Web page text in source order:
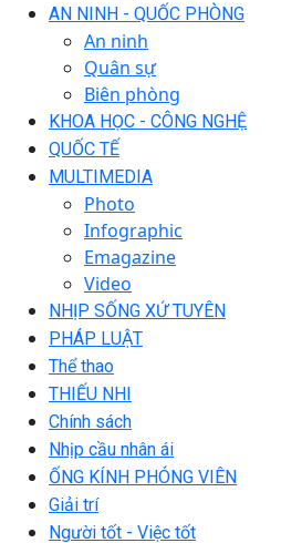
AN NINH - QUỐC PHÒNG
An ninh
Quân sự
Biên phòng
KHOA HỌC - CÔNG NGHỆ
QUỐC TẾ
MULTIMEDIA
Photo
Infographic
Emagazine
Video
NHỊP SỐNG XỨ TUYÊN
PHÁP LUẬT
Thể thao
THIẾU NHI
Chính sách
Nhịp cầu nhân ái
ỐNG KÍNH PHÓNG VIÊN
Giải trí
Người tốt - Việc tốt